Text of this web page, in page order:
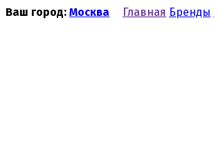
Ваш город: Москва Главная Бренды